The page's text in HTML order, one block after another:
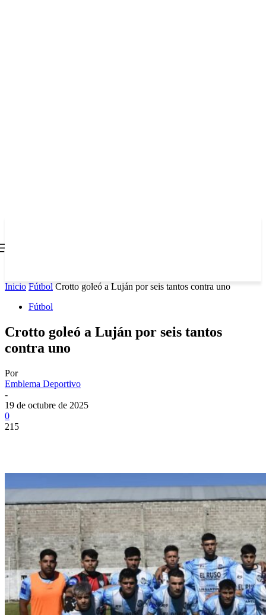
Inicio Fútbol Crotto goleó a Luján por seis tantos contra uno
Fútbol
Crotto goleó a Luján por seis tantos
contra uno
Por
Emblema Deportivo
-
19 de octubre de 2025
0
215